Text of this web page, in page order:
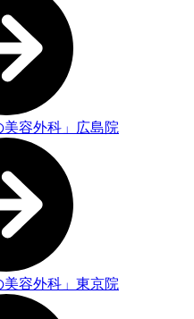
容外科」広島院
容外科」東京院